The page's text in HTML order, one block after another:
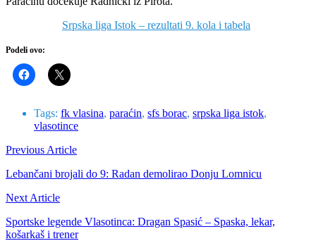
Srpska liga Istok – rezultati 9. kola i tabela
Podeli ovo:
Tags: fk vlasina, paraćin, sfs borac, srpska liga istok,
vlasotince
Previous Article
Lebančani brojali do 9: Radan demolirao Donju Lomnicu
Next Article
Sportske legende Vlasotinca: Dragan Spasić – Spaska, lekar,
košarkaš i trener